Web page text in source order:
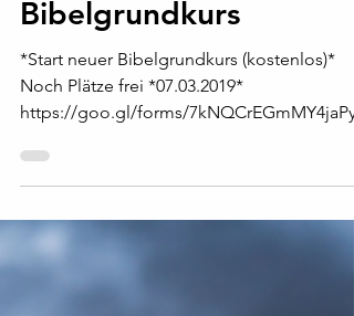
Start neuer
Bibelgrundkurs
*Start neuer Bibelgrundkurs (kostenlos)*
https://goo.gl/forms/7kNQCrEGmMY4jaPy2
Donnerstags,...